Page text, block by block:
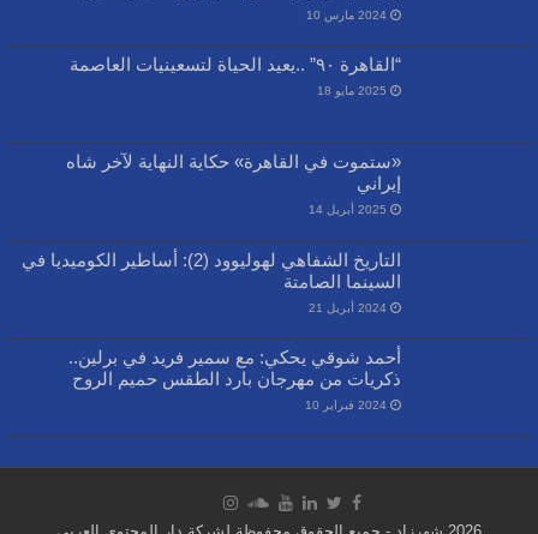
2024 مارس 10
“القاهرة ٩٠” ..يعيد الحياة لتسعينيات العاصمة
2025 مايو 18
«ستموت في القاهرة» حكاية النهاية لآخر شاه
إيراني
2025 أبريل 14
التاريخ الشفاهي لهوليوود (2): أساطير الكوميديا في
السينما الصامتة
2024 أبريل 21
أحمد شوقي يحكي: مع سمير فريد في برلين..
ذكريات من مهرجان بارد الطقس حميم الروح
2024 فبراير 10